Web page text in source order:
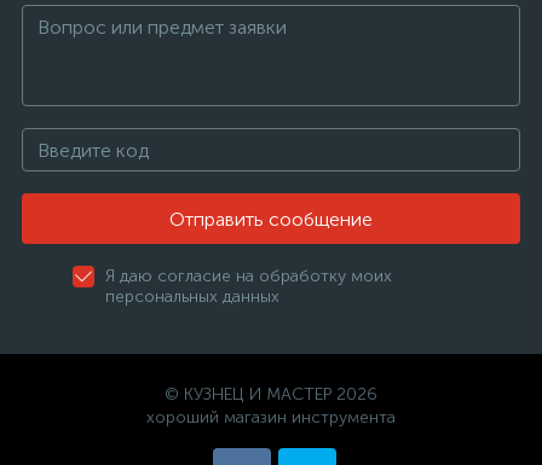
Отправить сообщение
Я даю согласие на обработку моих
персональных данных
© КУЗНЕЦ И МАСТЕР 2026
хороший магазин инструмента